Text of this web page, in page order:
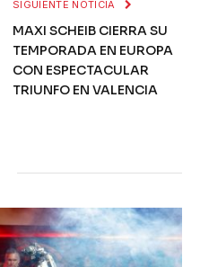
SIGUIENTE NOTICIA
MAXI SCHEIB CIERRA SU
TEMPORADA EN EUROPA
CON ESPECTACULAR
TRIUNFO EN VALENCIA